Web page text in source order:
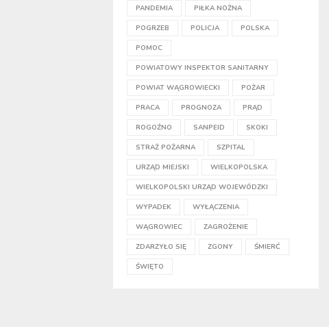
PANDEMIA PIŁKA NOŻNA
POGRZEB POLICJA POLSKA
POMOC
POWIATOWY INSPEKTOR SANITARNY
POWIAT WĄGROWIECKI POŻAR
PRACA PROGNOZA PRĄD
ROGOŹNO SANPEID SKOKI
STRAŻ POŻARNA SZPITAL
URZĄD MIEJSKI WIELKOPOLSKA
WIELKOPOLSKI URZĄD WOJEWÓDZKI
WYPADEK WYŁĄCZENIA
WĄGROWIEC ZAGROŻENIE
ZDARZYŁO SIĘ ZGONY ŚMIERĆ
ŚWIĘTO